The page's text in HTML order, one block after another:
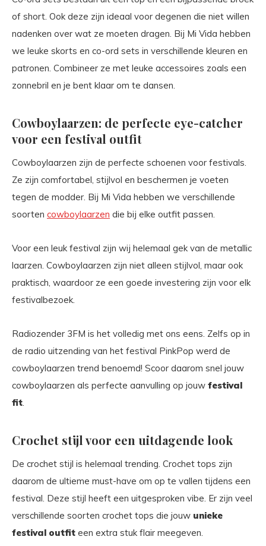
of short. Ook deze zijn ideaal voor degenen die niet willen
nadenken over wat ze moeten dragen. Bij Mi Vida hebben
we leuke skorts en co-ord sets in verschillende kleuren en
patronen. Combineer ze met leuke accessoires zoals een
zonnebril en je bent klaar om te dansen.
Cowboylaarzen: de perfecte eye-catcher
voor een festival outfit
Cowboylaarzen zijn de perfecte schoenen voor festivals.
Ze zijn comfortabel, stijlvol en beschermen je voeten
tegen de modder. Bij Mi Vida hebben we verschillende
soorten cowboylaarzen die bij elke outfit passen.
Voor een leuk festival zijn wij helemaal gek van de metallic
laarzen. Cowboylaarzen zijn niet alleen stijlvol, maar ook
praktisch, waardoor ze een goede investering zijn voor elk
festivalbezoek.
Radiozender 3FM is het volledig met ons eens. Zelfs op in
de radio uitzending van het festival PinkPop werd de
cowboylaarzen trend benoemd! Scoor daarom snel jouw
cowboylaarzen als perfecte aanvulling op jouw festival
fit
Crochet stijl voor een uitdagende look
De crochet stijl is helemaal trending. Crochet tops zijn
daarom de ultieme must-have om op te vallen tijdens een
festival. Deze stijl heeft een uitgesproken vibe. Er zijn veel
verschillende soorten crochet tops die jouw unieke
festival outfit een extra stuk flair meegeven.